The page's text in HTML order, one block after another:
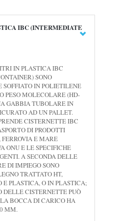
IBC (INTERMEDIATE
IN PLASTICA IBC
SONO
SOFFIATO IN POLIETILENE
PESO MOLECOLARE (HD-
GABBIA TUBOLARE IN
AD UN PALLET.
CISTERNETTE IBC
DI PRODOTTI
FERROVIA E MARE
ONU E LE SPECIFICHE
A SECONDA DELLE
DI IMPIEGO SONO
TRATTATO HT,
PLASTICA, O IN PLASTICA;
CISTERNETTE PUÒ
LA BOCCA DI CARICO HA
MM.